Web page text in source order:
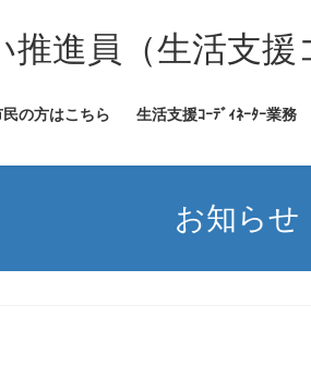
進員（生活支援
民の方はこちら 生活支援ｺｰﾃﾞｨﾈｰﾀｰ業務
お知らせ